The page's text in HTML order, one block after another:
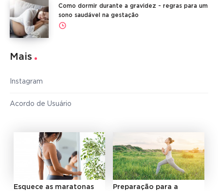
Como dormir durante a gravidez - regras para um
sono saudável na gestação
Mais
Instagram
Acordo de Usuário
Esquece as maratonas
Preparação para a